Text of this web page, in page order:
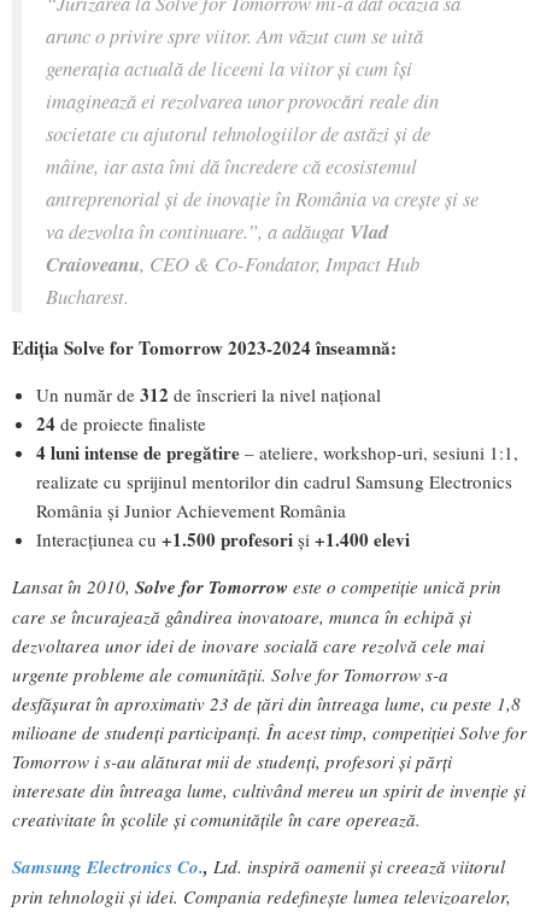
arunc o privire spre viitor. Am văzut cum se uită
generația actuală de liceeni la viitor și cum își
imaginează ei rezolvarea unor provocări reale din
societate cu ajutorul tehnologiilor de astăzi și de
mâine, iar asta îmi dă încredere că ecosistemul
antreprenorial și de inovație în România va crește și se
va dezvolta în continuare.”, a adăugat Vlad
Craioveanu, CEO & Co-Fondator, Impact Hub
Bucharest.
Ediția Solve for Tomorrow 2023-2024 înseamnă:
Un număr de 312 de înscrieri la nivel național
24 de proiecte finaliste
4 luni intense de pregătire – ateliere, workshop-uri, sesiuni 1:1,
realizate cu sprijinul mentorilor din cadrul Samsung Electronics
România și Junior Achievement România
Interacțiunea cu +1.500 profesori și +1.400 elevi
Lansat în 2010, Solve for Tomorrow este o competiție unică prin
care se încurajează gândirea inovatoare, munca în echipă și
dezvoltarea unor idei de inovare socială care rezolvă cele mai
urgente probleme ale comunității. Solve for Tomorrow s-a
desfășurat în aproximativ 23 de țări din întreaga lume, cu peste 1,8
milioane de studenți participanți. În acest timp, competiției Solve for
Tomorrow i s-au alăturat mii de studenți, profesori și părți
interesate din întreaga lume, cultivând mereu un spirit de invenție și
creativitate în școlile și comunitățile în care operează.
Samsung Electronics Co., Ltd. inspiră oamenii și creează viitorul
prin tehnologii și idei. Compania redefinește lumea televizoarelor,